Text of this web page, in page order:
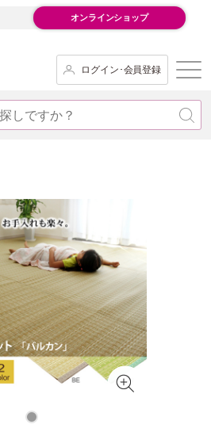
オンラインショップ
ログイン･会員登録